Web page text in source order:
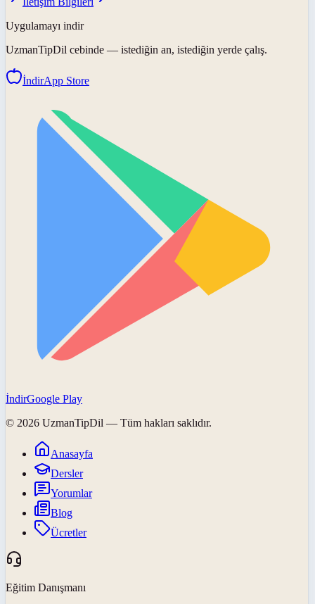
Uygulamayı indir
UzmanTipDil cebinde — istediğin an, istediğin yerde çalış.
İndirApp Store
İndirGoogle Play
© 2026 UzmanTipDil — Tüm hakları saklıdır.
Anasayfa
Dersler
Yorumlar
Blog
Ücretler
Eğitim Danışmanı